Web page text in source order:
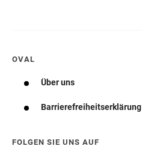
OVAL
Über uns
Barrierefreiheitserklärung
FOLGEN SIE UNS AUF